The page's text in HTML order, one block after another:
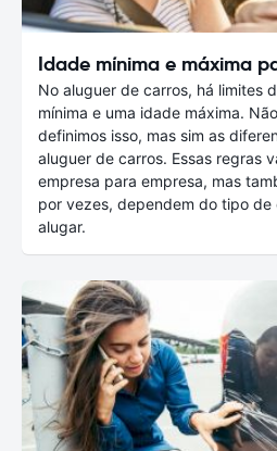
Idade mínima e máxima
No aluguer de carros, há limites
mínima e uma idade máxima.
definimos isso, mas sim as
aluguer de carros. Essas regras
empresa para empresa, mas
por vezes, dependem do tipo de
alugar.